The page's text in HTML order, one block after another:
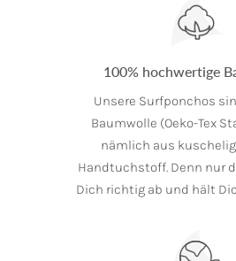
100% hochwertige
Unsere Surfponchos
Baumwolle (Oeko-Tex
nämlich aus
Handtuchstoff. Denn nur
Dich richtig ab und hält